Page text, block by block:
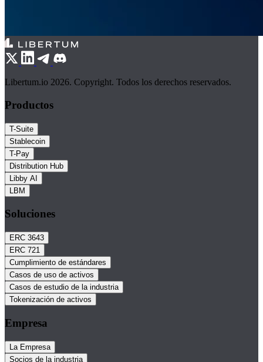
Libertum.io 2026. Copyright. Todos los derechos reservados.
Productos
T-Suite
Stablecoin
T-Pay
Distribution Hub
Libby AI
LBM
Soluciones
ERC 3643
ERC 721
Cumplimiento de estándares
Casos de uso de activos
Casos de estudio de la industria
Tokenización de activos
Empresa
La Empresa
Socios de la industria